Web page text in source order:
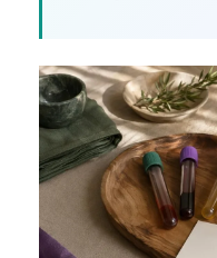
Galego
Latviešu valoda
Македонски
Euskara
Gàidhlig